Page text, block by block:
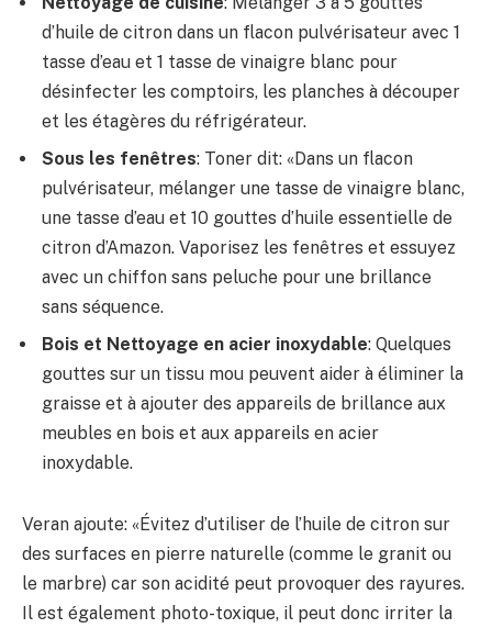
d’huile de citron dans un flacon pulvérisateur avec 1
tasse d’eau et 1 tasse de vinaigre blanc pour
désinfecter les comptoirs, les planches à découper
et les étagères du réfrigérateur.
Sous les fenêtres: Toner dit: «Dans un flacon
pulvérisateur, mélanger une tasse de vinaigre blanc,
une tasse d’eau et 10 gouttes d’huile essentielle de
citron d’Amazon. Vaporisez les fenêtres et essuyez
avec un chiffon sans peluche pour une brillance
sans séquence.
Bois et Nettoyage en acier inoxydable: Quelques
gouttes sur un tissu mou peuvent aider à éliminer la
graisse et à ajouter des appareils de brillance aux
meubles en bois et aux appareils en acier
inoxydable.
Veran ajoute: «Évitez d’utiliser de l’huile de citron sur
des surfaces en pierre naturelle (comme le granit ou
le marbre) car son acidité peut provoquer des rayures.
Il est également photo-toxique, il peut donc irriter la